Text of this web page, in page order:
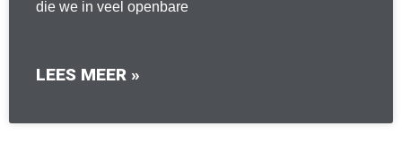
die we in veel openbare
LEES MEER »